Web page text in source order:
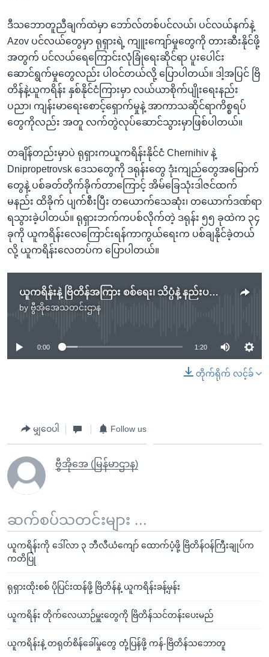
ဒီသဘောတူညီချက်ထဲမှာ ဘော်လ်တစ်ပင်လယ်၊ ပင်လယ်နက်နဲ့
Azov ပင်လယ်တွေမှာ ရုရှားရဲ့ ကျူးကျော်မှုတွေကို တားဆီးနိုင်ဖို့
အတွက် ပင်လယ်ရေကြောင်းလုံခြုံရေးဆိုင်ရာ ပူးပေါင်း
ဆောင်ရွက်မှုတွေလည်း ပါဝင်တယ်လို့ ပြောပါတယ်။ ဒါ့အပြင် ဗြိ
တိန်နဲ့ယူကရိန်း နှစ်နိုင်ငံကြားမှာ လယ်ယာစိုက်ပျိုးရေးနည်း
ပညာ၊ ကျန်းမာရေးစောင့်ရှောက်မှုနဲ့ အာကာသဆိုင်ရာကိစ္စရပ်
တွေကိုလည်း အတူ လက်တွဲလုပ်ဆောင်သွားမှာဖြစ်ပါတယ်။
တချိန်တည်းမှာပဲ ရုရှားကယူကရိန်းနိုင်ငံ Chernihiv နဲ့
Dnipropetrovsk ဒေသတွေကို ဒရုန်းတွေ ဒုံးကျည်တွေအမြောက်
တွေနဲ့ ပစ်ခတ်တိုက်ခိုက်တာကြောင့် အိမ်ခြေသုံးဒါဇင်ထက်
မနည်း ထိခိုက် ပျက်စီးပြီး တယောက်သေဆုံး၊ တယောက်ဒဏ်ရာ
ရသွားခဲ့ပါတယ်။ ရုရှားဘက်ကပစ်လိုက်တဲ့ ဒရုန်း ၅၅ ခုထဲက ၃၄
ခုကို ယူကရိန်းလေကြောင်းရန်ကာကွယ်ရေးက ပစ်ချနိုင်ခဲ့တယ်
လို့ ယူကရိန်းလေတပ်က ပြောပါတယ်။
ယူကရိန်းနဲ့ ဗြိတိန်အကြား စစ်ရေး၊ သိပ္ပံနဲ့ နည်းပညာတွေ ပူးပေါင်း ဆောင်ရွက်မည်
by ဗွီအိုအေသတင်းဌာန
No media source currently available
0:00 1:20
တိုက်ရိုက် လင့်ခ်
မျှဝေပါ Follow us
ဗွီအိုအေ (မြန်မာဌာန)
ဆက်စပ်သတင်းများ ...
ယူကရိန်းကို ဒေါ်လာ ၃ ဘီလီယံကျော် ထောက်ပံ့ဖို့ ဗြိတိန်ဝန်ကြီးချုပ်က
ကတိပြု
ရုရှားထိုးစစ် ပိုပြင်းထန်ဖို့ ဗြိတိန်နဲ့ ယူကရိန်းခန့်မှန်း
ယူကရိန်း တိုက်လေယာဉ်မှူးတွေကို ဗြိတိန်သင်တန်းပေးမည်
ယူကရိန်းနဲ့ တရုတ်စိန်ခေါ်မှုတွေ တုံ့ပြန်ဖို့ ကန်-ဗြိတိန်သဘောတူ